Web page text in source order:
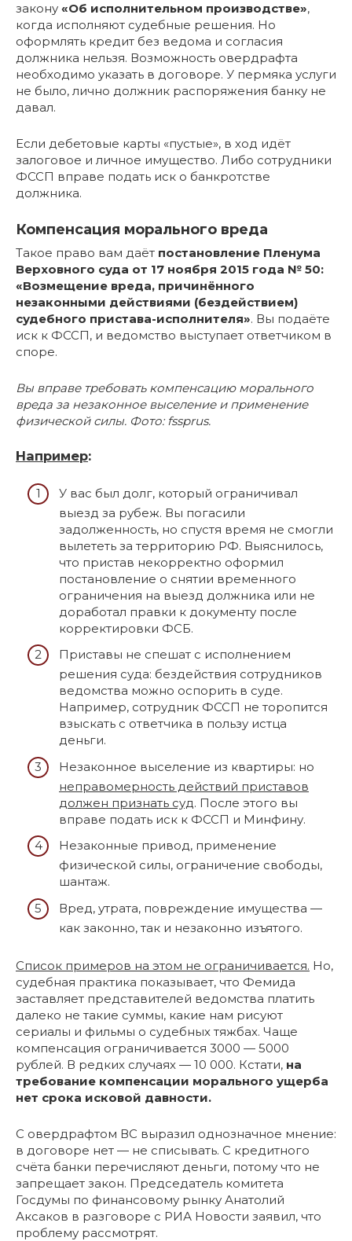
закону «Об исполнительном производстве»,
когда исполняют судебные решения. Но
оформлять кредит без ведома и согласия
должника нельзя. Возможность овердрафта
необходимо указать в договоре. У пермяка услуги
не было, лично должник распоряжения банку не
давал.
Если дебетовые карты «пустые», в ход идёт
залоговое и личное имущество. Либо сотрудники
ФССП вправе подать иск о банкротстве
должника.
Компенсация морального вреда
Такое право вам даёт постановление Пленума
Верховного суда от 17 ноября 2015 года № 50:
«Возмещение вреда, причинённого
незаконными действиями (бездействием)
судебного пристава-исполнителя». Вы подаёте
иск к ФССП, и ведомство выступает ответчиком в
споре.
Вы вправе требовать компенсацию морального
вреда за незаконное выселение и применение
физической силы. Фото: fssprus.
Например:
У вас был долг, который ограничивал
выезд за рубеж. Вы погасили
задолженность, но спустя время не смогли
вылететь за территорию РФ. Выяснилось,
что пристав некорректно оформил
постановление о снятии временного
ограничения на выезд должника или не
доработал правки к документу после
корректировки ФСБ.
Приставы не спешат с исполнением
решения суда: бездействия сотрудников
ведомства можно оспорить в суде.
Например, сотрудник ФССП не торопится
взыскать с ответчика в пользу истца
деньги.
Незаконное выселение из квартиры: но
неправомерность действий приставов
должен признать суд. После этого вы
вправе подать иск к ФССП и Минфину.
Незаконные привод, применение
физической силы, ограничение свободы,
шантаж.
Вред, утрата, повреждение имущества —
как законно, так и незаконно изъятого.
Список примеров на этом не ограничивается. Но,
судебная практика показывает, что Фемида
заставляет представителей ведомства платить
далеко не такие суммы, какие нам рисуют
сериалы и фильмы о судебных тяжбах. Чаще
компенсация ограничивается 3000 — 5000
рублей. В редких случаях — 10 000. Кстати, на
требование компенсации морального ущерба
нет срока исковой давности.
С овердрафтом ВС выразил однозначное мнение:
в договоре нет — не списывать. С кредитного
счёта банки перечисляют деньги, потому что не
запрещает закон. Председатель комитета
Госдумы по финансовому рынку Анатолий
Аксаков в разговоре с РИА Новости заявил, что
проблему рассмотрят.